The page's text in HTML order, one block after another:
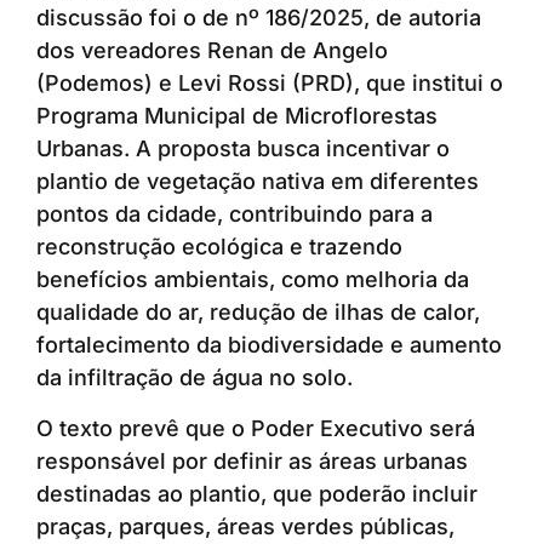
discussão foi o de nº 186/2025, de autoria
dos vereadores Renan de Angelo
(Podemos) e Levi Rossi (PRD), que institui o
Programa Municipal de Microflorestas
Urbanas. A proposta busca incentivar o
plantio de vegetação nativa em diferentes
pontos da cidade, contribuindo para a
reconstrução ecológica e trazendo
benefícios ambientais, como melhoria da
qualidade do ar, redução de ilhas de calor,
fortalecimento da biodiversidade e aumento
da infiltração de água no solo.
O texto prevê que o Poder Executivo será
responsável por definir as áreas urbanas
destinadas ao plantio, que poderão incluir
praças, parques, áreas verdes públicas,